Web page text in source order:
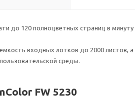
120 полноцветных страниц в минуту
входных лотков до 2000 листов,
среды.
FW 5230